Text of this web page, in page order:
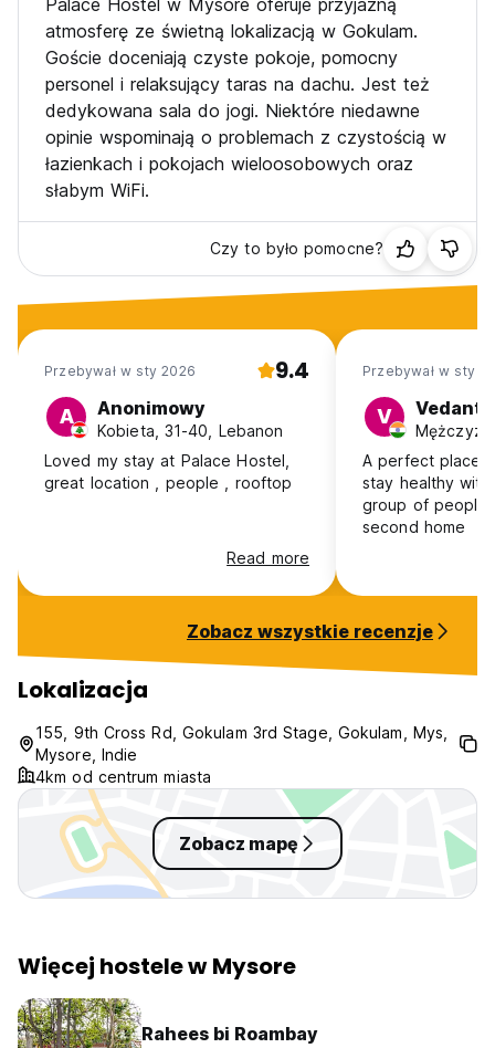
Palace Hostel w Mysore oferuje przyjazną
atmosferę ze świetną lokalizacją w Gokulam.
Goście doceniają czyste pokoje, pomocny
personel i relaksujący taras na dachu. Jest też
dedykowana sala do jogi. Niektóre niedawne
opinie wspominają o problemach z czystością w
łazienkach i pokojach wieloosobowych oraz
słabym WiFi.
Czy to było pomocne?
Przebywał w sty 2026 9.4
A Anonimowy
Kobieta, 31-40, Lebanon
Loved my stay at Palace Hostel,
great location , people , rooftop
Read more
Przebywał w sty
V Vedant
A perfect place
stay healthy with
group of people
second home
Zobacz wszystkie recenzje
Lokalizacja
155, 9th Cross Rd, Gokulam 3rd Stage, Gokulam, Mys,
Mysore, Indie
4km od centrum miasta
Zobacz mapę
Więcej hostele w Mysore
Rahees bi Roambay